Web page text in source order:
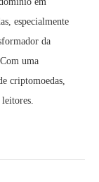
especialmente
da
uma
criptomoedas,
leitores.